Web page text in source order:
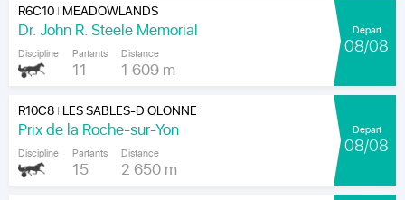
R6C10| MEADOWLANDS
Dr. John R. Steele Memorial
Discipline Partants
11
Distance
1 609 m
Départ
08/08
R10C8| LES SABLES-D'OLONNE
Prix de la Roche-sur-Yon
Discipline Partants
15
Distance
2 650 m
Départ
08/08